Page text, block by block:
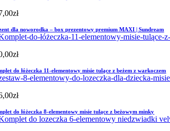
zł
dla noworodka – box prezentowy premium MAXI | Sundream
zł
do łóżeczka 11-elementowy misie tulące z beżem z warkoczem
zł
do łóżeczka 8-elementowy misie tulące z beżowym minky